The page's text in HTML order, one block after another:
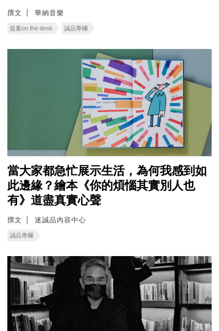
撰文 華納音樂
提案on the desk 誠品專欄
當大家都急忙展示生活，為何我感到如
此邊緣？繪本《你的煩惱其實別人也
有》道盡真實心聲
撰文 迷誠品內容中心
誠品專欄